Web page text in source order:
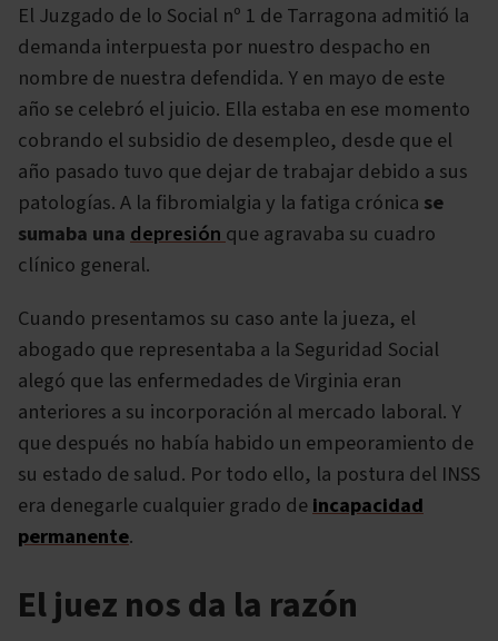
El Juzgado de lo Social nº 1 de Tarragona admitió la
demanda interpuesta por nuestro despacho en
nombre de nuestra defendida. Y en mayo de este
año se celebró el juicio. Ella estaba en ese momento
cobrando el subsidio de desempleo, desde que el
año pasado tuvo que dejar de trabajar debido a sus
patologías. A la fibromialgia y la fatiga crónica se
sumaba una depresión que agravaba su cuadro
clínico general.
Cuando presentamos su caso ante la jueza, el
abogado que representaba a la Seguridad Social
alegó que las enfermedades de Virginia eran
anteriores a su incorporación al mercado laboral. Y
que después no había habido un empeoramiento de
su estado de salud. Por todo ello, la postura del INSS
era denegarle cualquier grado deincapacidad
permanente.
El juez nos da la razón